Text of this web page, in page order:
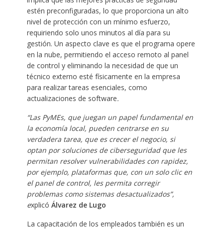
estén preconfiguradas, lo que proporciona un alto
nivel de protección con un mínimo esfuerzo,
requiriendo solo unos minutos al día para su
gestión. Un aspecto clave es que el programa opere
en la nube, permitiendo el acceso remoto al panel
de control y eliminando la necesidad de que un
técnico externo esté físicamente en la empresa
para realizar tareas esenciales, como
actualizaciones de software.
“Las PyMEs, que juegan un papel fundamental en
la economía local, pueden centrarse en su
verdadera tarea, que es crecer el negocio, si
optan por soluciones de ciberseguridad que les
permitan resolver vulnerabilidades con rapidez,
por ejemplo, plataformas que, con un solo clic en
el panel de control, les permita corregir
problemas como sistemas desactualizados”,
explicó Álvarez de Lugo
La capacitación de los empleados también es un